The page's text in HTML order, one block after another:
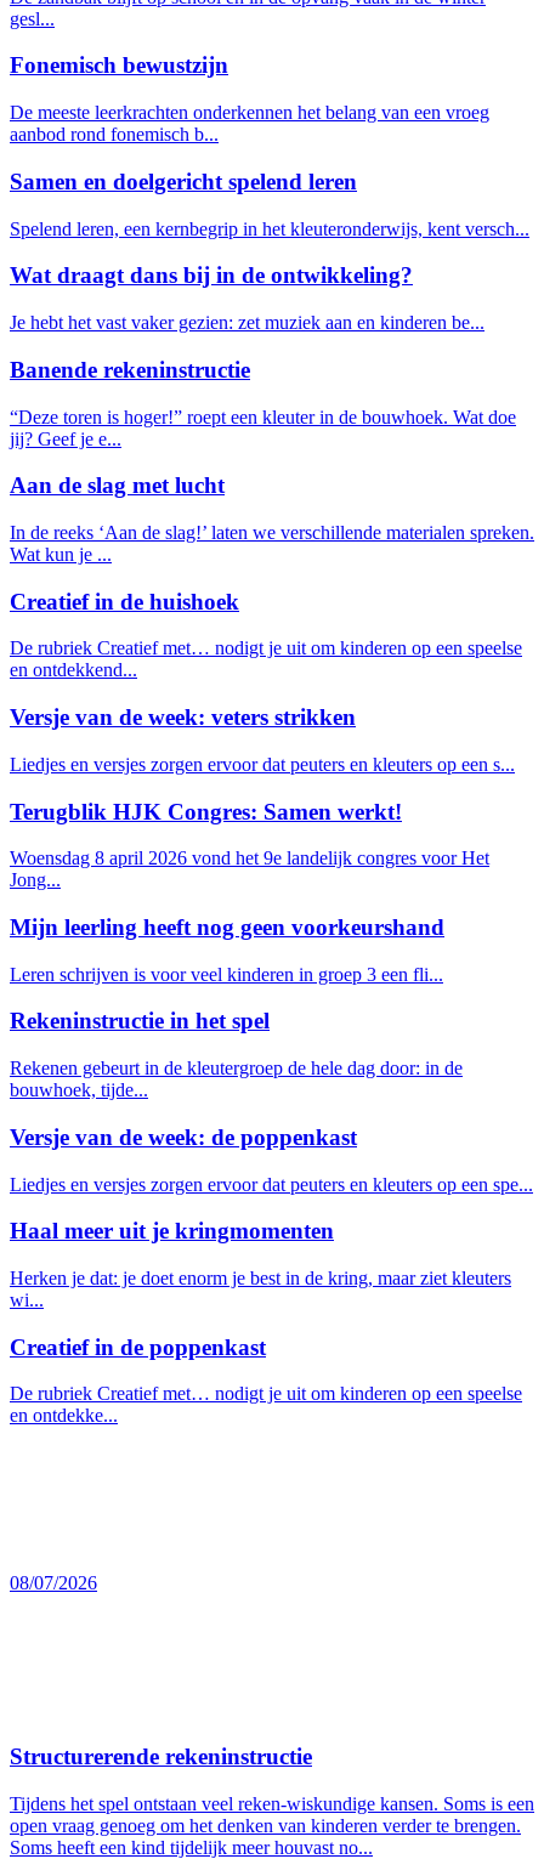
gesl...
Fonemisch bewustzijn
De meeste leerkrachten onderkennen het belang van een vroeg
aanbod rond fonemisch b...
Samen en doelgericht spelend leren
Spelend leren, een kernbegrip in het kleuteronderwijs, kent versch...
Wat draagt dans bij in de ontwikkeling?
Je hebt het vast vaker gezien: zet muziek aan en kinderen be...
Banende rekeninstructie
“Deze toren is hoger!” roept een kleuter in de bouwhoek. Wat doe
jij? Geef je e...
Aan de slag met lucht
In de reeks ‘Aan de slag!’ laten we verschillende materialen spreken.
Wat kun je ...
Creatief in de huishoek
De rubriek Creatief met… nodigt je uit om kinderen op een speelse
en ontdekkend...
Versje van de week: veters strikken
Liedjes en versjes zorgen ervoor dat peuters en kleuters op een s...
Terugblik HJK Congres: Samen werkt!
Woensdag 8 april 2026 vond het 9e landelijk congres voor Het
Jong...
Mijn leerling heeft nog geen voorkeurshand
Leren schrijven is voor veel kinderen in groep 3 een fli...
Rekeninstructie in het spel
Rekenen gebeurt in de kleutergroep de hele dag door: in de
bouwhoek, tijde...
Versje van de week: de poppenkast
Liedjes en versjes zorgen ervoor dat peuters en kleuters op een spe...
Haal meer uit je kringmomenten
Herken je dat: je doet enorm je best in de kring, maar ziet kleuters
wi...
Creatief in de poppenkast
De rubriek Creatief met… nodigt je uit om kinderen op een speelse
en ontdekke...
08/07/2026
Structurerende rekeninstructie
Tijdens het spel ontstaan veel reken-wiskundige kansen. Soms is een
open vraag genoeg om het denken van kinderen verder te brengen.
Soms heeft een kind tijdelijk meer houvast no...